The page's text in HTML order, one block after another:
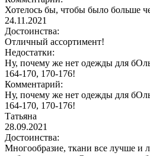
Хотелось бы, чтобы было больше
24.11.2021
Достоинства:
Отличный ассортимент!
Недостатки:
Ну, почему же нет одежды для
164-170, 170-176!
Комментарий:
Ну, почему же нет одежды для
164-170, 170-176!
Татьяна
28.09.2021
Достоинства:
Многообразие, ткани все лучше и